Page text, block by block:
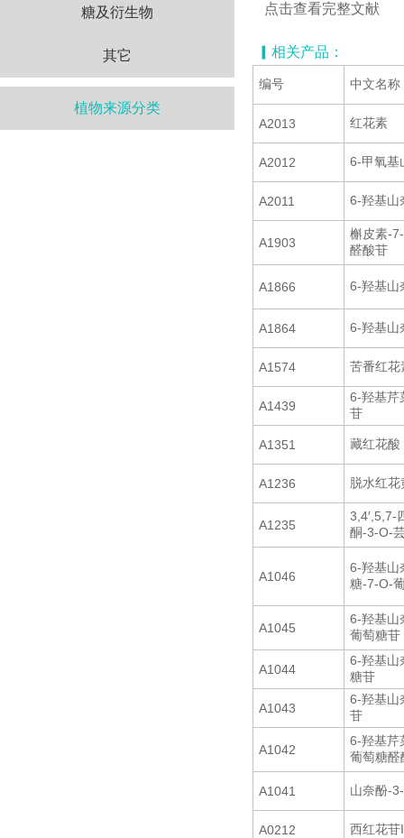
糖及衍生物
其它
植物来源分类
点击查看完整文献
▎相关产品：
编号 中文名称
A2013 红花素
A2012 6-甲氧基
A2011 6-羟基山
A1903
槲皮素-
醛酸苷
A1866 6-羟基山
A1864 6-羟基山
A1574 苦番红花
A1439
6-羟基芹
苷
A1351 藏红花酸
A1236 脱水红
A1235
3,4′,5,7-
酮-3-O-
A1046
6-羟基山
糖-7-O-
A1045
6-羟基山
葡萄糖苷
A1044
6-羟基山
糖苷
A1043
6-羟基山
苷
A1042
6-羟基芹
葡萄糖醛
A1041 山奈酚-
A0212 西红花苷